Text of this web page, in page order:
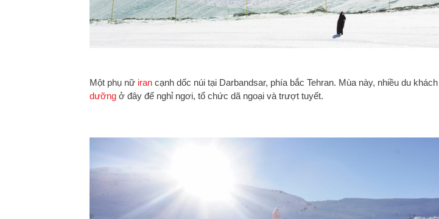
Một phụ nữ iran cạnh dốc núi tại Darbandsar, phía bắc Tehran. Mùa này, nhiều du
dưỡng ở đây để nghỉ ngơi, tổ chức dã ngoại và trượt tuyết.